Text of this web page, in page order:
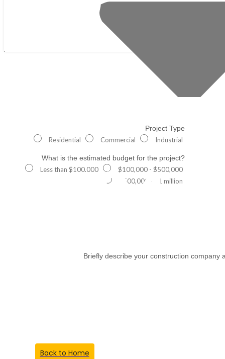
Project Type
Residential
Commercial Industrial
What is the estimated budget for the project?
Less than $100,000
$100,000 - $500,000
$500,000 - $1 million
Briefly describe your construction company
404
Back to Home